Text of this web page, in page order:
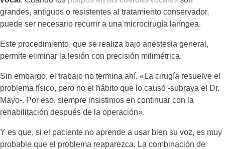
grandes, antiguos o resistentes al tratamiento conservador,
puede ser necesario recurrir a una microcirugía laríngea.
Este procedimiento, que se realiza bajo anestesia general,
permite eliminar la lesión con precisión milimétrica.
Sin embargo, el trabajo no termina ahí. «La cirugía resuelve el
problema físico, pero no el hábito que lo causó -subraya el Dr.
Mayo-. Por eso, siempre insistimos en continuar con la
rehabilitación después de la operación».
Y es que, si el paciente no aprende a usar bien su voz, es muy
probable que el problema reaparezca. La combinación de